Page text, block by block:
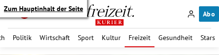
Zum Hauptinhalt der Seite
Abo
Politik Wirtschaft Sport Kultur Freizeit Gesundheit Stars